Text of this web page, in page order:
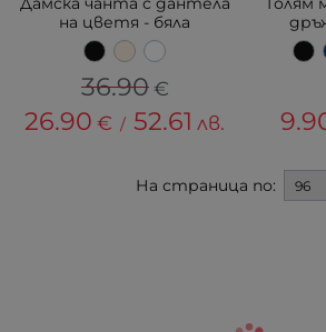
на цветя - бяла
36.90 €
26.90 € / 52.61 лв.
На страница по: